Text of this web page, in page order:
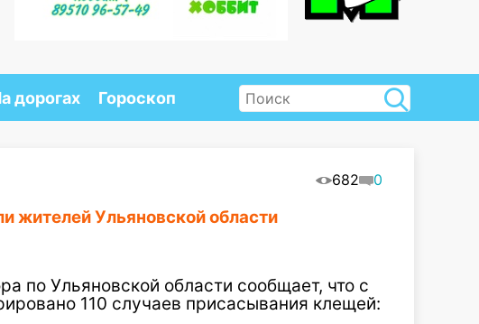
дорогах Гороскоп
682 0
жителей Ульяновской области
по Ульяновской области сообщает, что с
110 случаев присасывания клещей: